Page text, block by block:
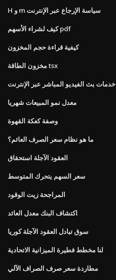
H و m سياسة الإرجاع عبر الإنترنت
كيف لشراء الأسهم pdf
كيفية قراءة حجم المخزون
مخزون الطاقة tsx
خدمات بث الفيديو المباشر عبر الإنترنت
معدل نمو المبيعات شهريا
وصفة كعكة القهوة
ما هو نظام سعر الصرف العائم؟
العقود الآجلة استحقاق
سعر السهم يتحرك المتوسط
المراجحة زيت الوقود
اكتشاف البنك معدل العائد
سوق تبادل العقود الآجلة كوريا
لنا مخطط فطيرة الميزانية الاتحادية
مطاردة سعر صرف الصراف الآلي